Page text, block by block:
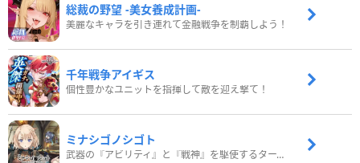
総裁の野望 -美女養成計画-
美麗なキャラを引き連れて金融戦争を制覇しよう！
千年戦争アイギス
個性豊かなユニットを指揮して敵を迎え撃て！
ミナシゴノシゴト
武器の『アビリティ』と『戦神』を駆使するターン制コマンドバトルRPG！